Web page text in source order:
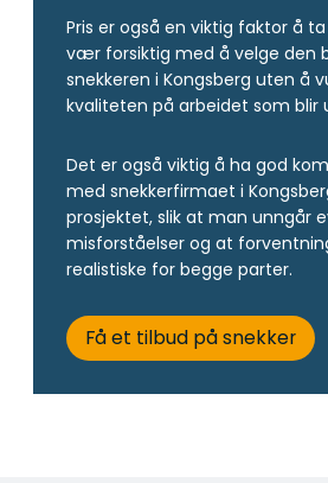
Pris er også en viktig faktor å
vær forsiktig med å velge den
snekkeren i Kongsberg uten å
kvaliteten på arbeidet som blir
Det er også viktig å ha god
med snekkerfirmaet i
prosjektet, slik at man unngår
misforståelser og at
realistiske for begge parter.
Få et tilbud på snekker